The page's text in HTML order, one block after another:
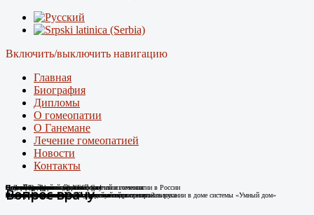
Включить/выключить навигацию
Главная
Биография
Дипломы
О гомеопатии
О Ганемане
Лечение гомеопатией
Новости
Контакты
Случай Вай-фай
Человек-антенна. Случай излечения.
Я не могу дышать без телефона!
Случай из практики
Новые препараты цифровой эры
Появились случаи плохого самочувствия при использовании в доме системы «Умный дом»
Лечение цифровой зависимости
про игровую зависимость у детей и подростков
К Дню гомеопатии: факты о развитии гомеопатии в России
Остеоартроз.
Случай из практики.
Соли Шюсслера
Какими гомеопатическими средствами что лечить?
Склероатрофический лихен. Случай излечения
Лечение Крауроза вульвы гомеопатией
Случай диабета
Лечение гомеопатией
Новый штамм ковида ХЕС.
Внимание: пришел новый вирусный штамм коронавируса
Вопрос врачу